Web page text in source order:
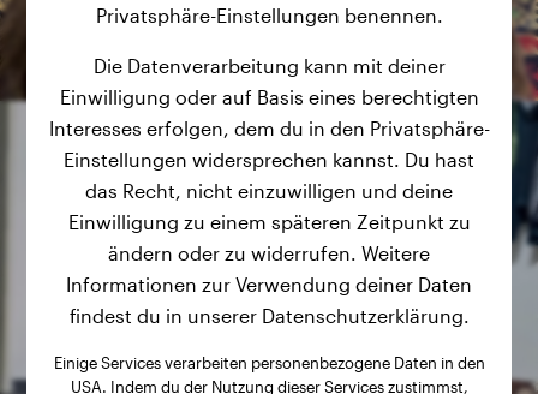
Privatsphäre-Einstellungen benennen.
Die Datenverarbeitung kann mit deiner
Einwilligung oder auf Basis eines berechtigten
Interesses erfolgen, dem du in den Privatsphäre-
Einstellungen widersprechen kannst. Du hast
das Recht, nicht einzuwilligen und deine
Einwilligung zu einem späteren Zeitpunkt zu
ändern oder zu widerrufen. Weitere
Informationen zur Verwendung deiner Daten
findest du in unserer Datenschutzerklärung.
Einige Services verarbeiten personenbezogene Daten in den
USA. Indem du der Nutzung dieser Services zustimmst,